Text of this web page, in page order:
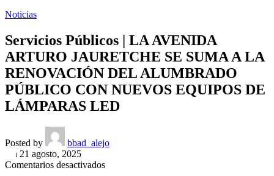
Noticias
Servicios Públicos | LA AVENIDA
ARTURO JAURETCHE SE SUMA A LA
RENOVACIÓN DEL ALUMBRADO
PÚBLICO CON NUEVOS EQUIPOS DE
LÁMPARAS LED
Posted by
bbad_alejo
On 21 agosto, 2025
Comentarios desactivadosen